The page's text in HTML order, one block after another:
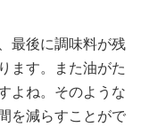
最後に調味料が残
ます。また油がた
よね。そのような
を減らすことがで